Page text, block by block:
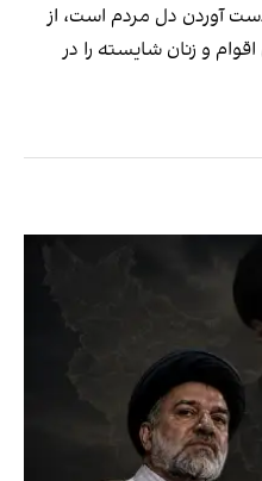
آوردن دل مردم است، از
و زنان شایسته را در